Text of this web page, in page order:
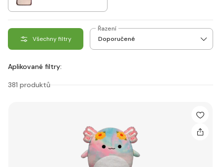
Všechny filtry
Řazení
Aplikované filtry:
381 produktů